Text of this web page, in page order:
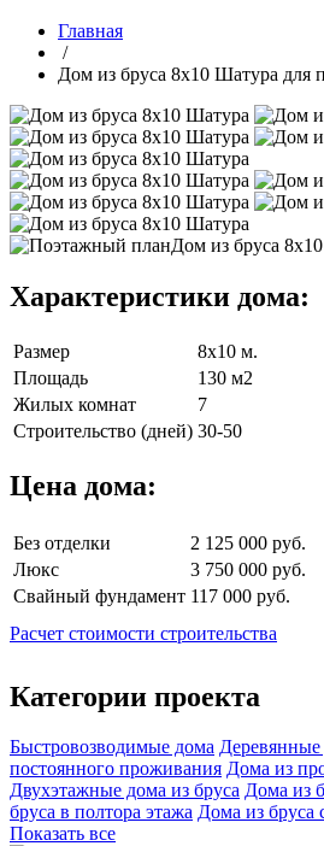
Главная
/
Дом из бруса 8х10 Шатура для
Характеристики дома:
Размер
8х10 м.
Площадь
130 м2
Жилых комнат
7
Строительство (дней) 30-50
Цена дома:
Без отделки
2 125 000 руб.
Люкс
3 750 000 руб.
Свайный фундамент 117 000 руб.
Расчет стоимости строительства
Категории проекта
Быстровозводимые дома Деревянные
постоянного проживания Дома из
Двухэтажные дома из бруса Дома из
бруса в полтора этажа Дома из бруса
Показать все